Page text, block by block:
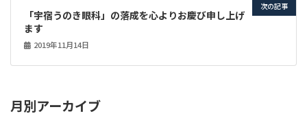
次の記事
「宇宿うのき眼科」の落成を心よりお慶び申し上げ
ます
2019年11月14日
月別アーカイブ